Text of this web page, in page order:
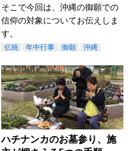
そこで今回は、沖縄の御願での
信仰の対象についてお伝えしま
す。
伝統 年中行事 御願 沖縄
ハチナンカのお墓参り、施